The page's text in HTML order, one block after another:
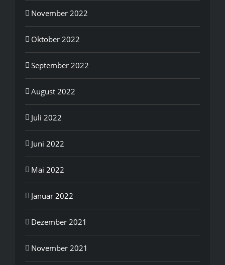
November 2022
Oktober 2022
September 2022
August 2022
Juli 2022
Juni 2022
Mai 2022
Januar 2022
Dezember 2021
November 2021